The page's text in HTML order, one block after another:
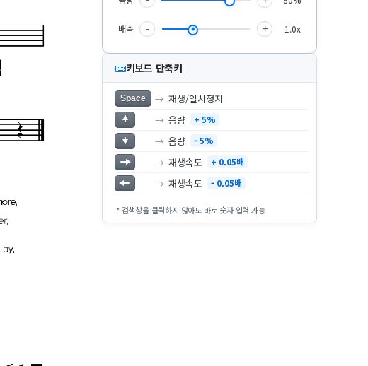
배속 - + 1.0x
키보드 단축키
Space → 재생/일시정지
→ 음량 + 5%
→ 음량 - 5%
→ 재생속도 + 0.05배
→ 재생속도 - 0.05배
* 검색창을 클릭하지 않아도 바로 숫자 입력 가능